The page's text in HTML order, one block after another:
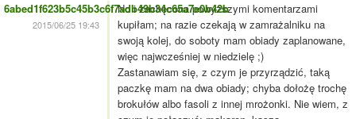
6abed1f623b5c45b3c6f7adb49b34c65a7e0b42b
2015/06/25 19:43
No i zachęcona powyższymi komentarzami
kupiłam; na razie czekają w zamrażalniku na
swoją kolej, do soboty mam obiady zaplanowane,
więc najwcześniej w niedzielę ;)
Zastanawiam się, z czym je przyrządzić, taką
paczkę mam na dwa obiady; chyba dołożę trochę
brokułów albo fasoli z innej mrożonki. Nie wiem, z